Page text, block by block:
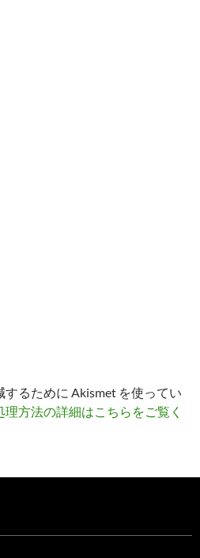
るために Akismet を使ってい
方法の詳細はこちらをご覧く